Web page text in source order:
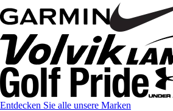
Entdecken Sie alle unsere Marken